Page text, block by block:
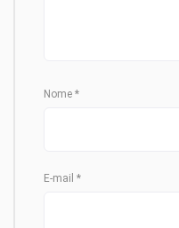
Nome *
E-mail *